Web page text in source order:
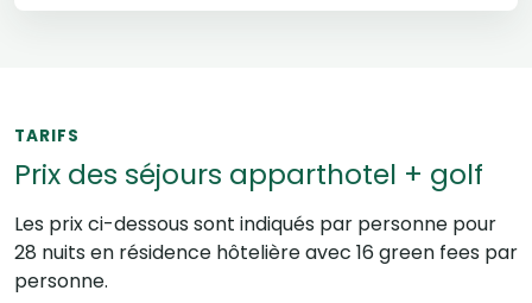
TARIFS
Prix des séjours apparthotel + golf
Les prix ci-dessous sont indiqués par personne pour
28 nuits en résidence hôtelière avec 16 green fees par
personne.